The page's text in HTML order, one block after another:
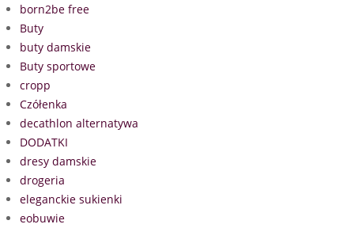
born2be free
Buty
buty damskie
Buty sportowe
cropp
Czółenka
decathlon alternatywa
DODATKI
dresy damskie
drogeria
eleganckie sukienki
eobuwie